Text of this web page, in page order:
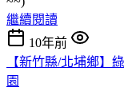
繼續閱讀
10年前
【新竹縣/北埔鄉】
園